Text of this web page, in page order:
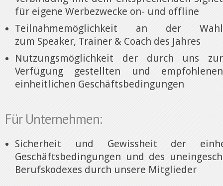
für eigene Werbezwecke on- und offline
Teilnahmemöglichkeit an der Wahl
zum Speaker, Trainer & Coach des Jahres
Nutzungsmöglichkeit der durch uns zur
Verfügung gestellten und empfohlenen
einheitlichen Geschäftsbedingungen
Für Unternehmen:
Sicherheit und Gewissheit der
Geschäftsbedingungen und des
Berufskodexes durch unsere Mitglieder